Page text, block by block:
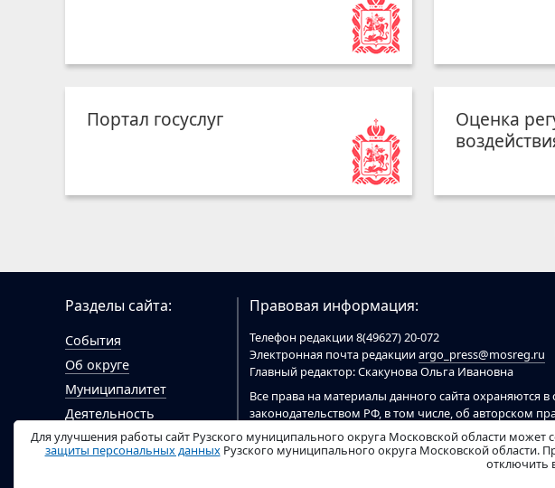
Портал госуслуг
Оценка
Разделы сайта:
События
Об округе
Муниципалитет
Деятельность
Гражданам
Документы
Правовая информация:
Телефон редакции 8(49627) 20-072
Электронная почта редакцииargo_press@mosreg.ru
Главный редактор: Скакунова Ольга Ивановна
Все права на материалы данного сайта охраняются в
законодательством РФ, в том числе, об авторском
При цитировании материалов обязательна ссылка на
цитировании электронными ресурсами обязательна
Для улучшения работы сайт Рузского муниципального округа Московской области
защиты персональных данныхРузского муниципального округа Московской области.
отключить